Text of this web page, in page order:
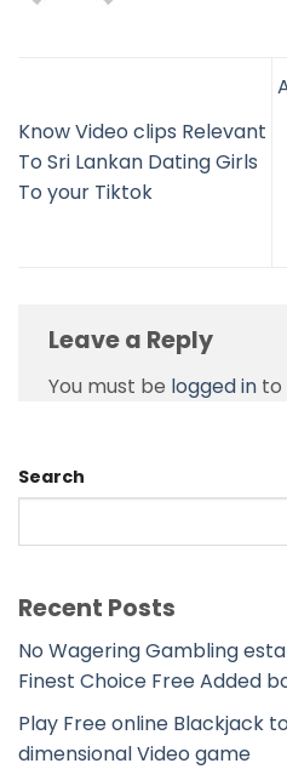
Know Video clips Relevant
To Sri Lankan Dating Girls
To your Tiktok
Leave a Reply
You must be logged in to
Search
Recent Posts
No Wagering Gambling
Finest Choice Free Added
Play Free online Blackjack
dimensional Video game